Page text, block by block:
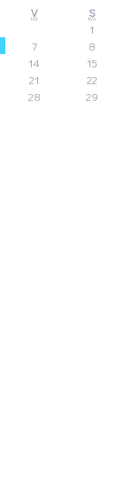
V
S
1
7
8
14
15
21
22
28
29